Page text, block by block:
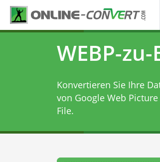
WEBP-
Konvertieren Sie Ihre
von Google Web
File.